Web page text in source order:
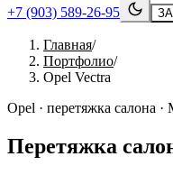
+7 (903) 589-26-95
Главная/
Портфолио/
Opel Vectra
Opel · перетяжка салона ·
Перетяжка